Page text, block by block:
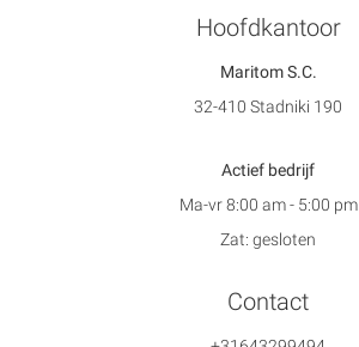
Hoofdkantoor
Maritom S.C.
32-410 Stadniki 190
Actief bedrijf
Ma-vr 8:00 am - 5:00 pm
Zat: gesloten
Contact